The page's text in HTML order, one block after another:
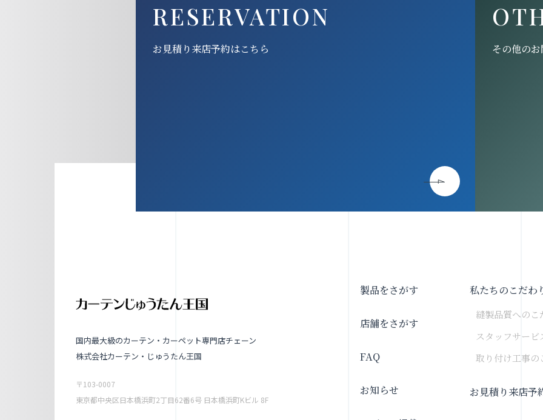
RESERVATION
お見積り来店予約はこちら その他の
国内最大級のカーテン・カーペット専門店チェーン
株式会社カーテン・じゅうたん王国
〒103-0007
東京都中央区日本橋浜町2丁目62番6号 日本橋浜町Kビル 8F
製品をさがす
店舗をさがす
FAQ
お知らせ
私たちのこだわ
縫製品質へのこ
スタッフサー
取り付け工事の
お見積り来店予